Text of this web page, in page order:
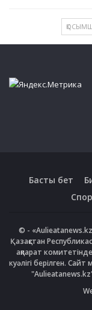
Басты бет
© - «Aulieatanews.kz»
Қазақстан
ақпарат
куәлігі берілген.
"Aulieatanews.kz"